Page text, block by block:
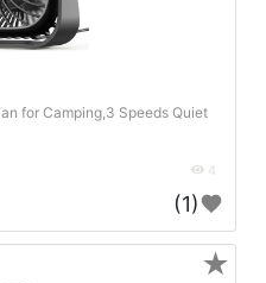
for Camping,3 Speeds Quiet
4
(1)
★